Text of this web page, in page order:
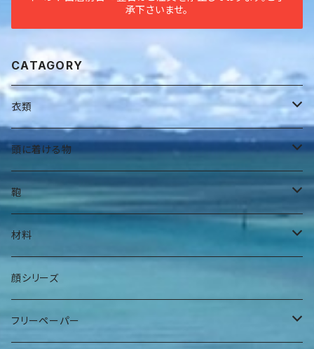
承下さいませ。
CATAGORY
衣類
全身衣
身上衣
身下衣
肌着
頭に着ける物
帽子
髪留め
巻物
ヘアバンド
鞄
腰鞄
肩掛け鞄
袋物
材料
手染糸
顔シリーズ
フリーペーパー